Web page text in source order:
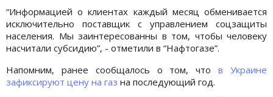
“Информацией о клиентах каждый месяц обменивается
исключительно поставщик с управлением соцзащиты
населения. Мы заинтересованны в том, чтобы человеку
насчитали субсидию”, - отметили в “Нафтогазе”.
Напомним, ранее сообщалось о том, чтов Украине
зафиксируют цену на газ на последующий год.